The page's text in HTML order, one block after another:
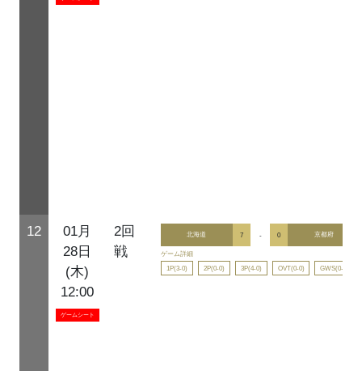
12
01月
28日
(木)
12:00
ゲームシート
2回
戦
北海道 7 - 0 京都府
ゲーム詳細
1P(3-0)
2P(0-0) 3P(4-0) OVT(0-0) GWS(0-0)